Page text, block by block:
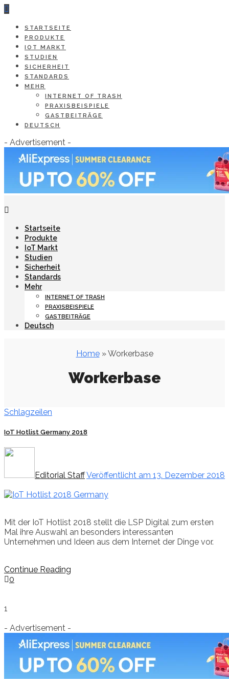
STARTSEITE
PRODUKTE
IOT MARKT
STUDIEN
SICHERHEIT
STANDARDS
MEHR
INTERNET OF TRASH
PRAXISBEISPIELE
GASTBEITRÄGE
DEUTSCH
- Advertisement -
Startseite
Produkte
IoT Markt
Studien
Sicherheit
Standards
Mehr
INTERNET OF TRASH
PRAXISBEISPIELE
GASTBEITRÄGE
Deutsch
Home» Workerbase
Workerbase
Schlagzeilen
IoT Hotlist Germany 2018
Editorial StaffVeröffentlicht am 13. Dezember 2018
Mit der IoT Hotlist 2018 stellt die LSP Digital zum ersten
Mal ihre Auswahl an besonders interessanten
Unternehmen und Ideen aus dem Internet der Dinge vor.
Continue Reading
0
1
- Advertisement -